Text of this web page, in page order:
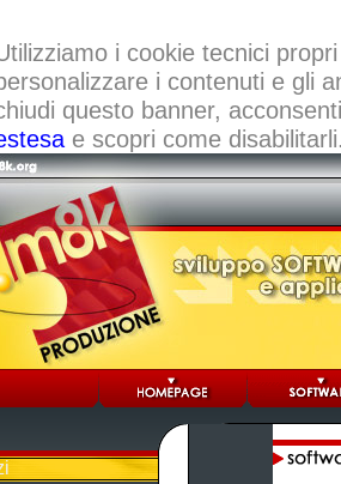
i cookie tecnici
i contenuti e gli
questo banner,
e scopri come